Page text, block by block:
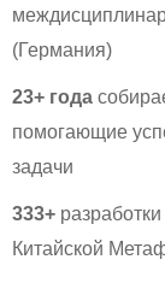
(Германия)
23+ года
помогающие
задачи
333+
Китайской